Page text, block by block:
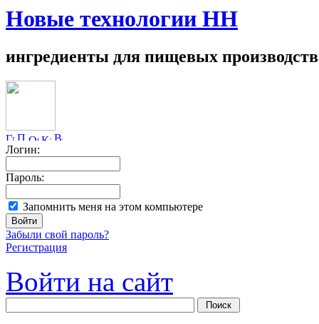
Новые технологии НН
ингредиенты для пищевых производств
Логин:
Пароль:
Запомнить меня на этом компьютере
Забыли свой пароль?
Регистрация
Войти на сайт